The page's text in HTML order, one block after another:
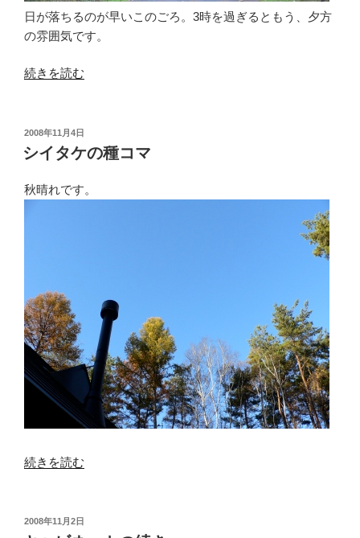
日が落ちるのが早いこのごろ。3時を過ぎるともう、夕方
の雰囲気です。
“キ
ネ
ッ
の
続きを読む
投
稿
日:
2008年11月4日
シイタケの種コマ
秋晴れです。
“シ
ケ
続きを読む
投
稿
2008年11月2日